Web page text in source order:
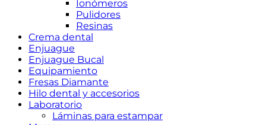
Ionómeros
Pulidores
Resinas
Crema dental
Enjuague
Enjuague Bucal
Equipamiento
Fresas Diamante
Hilo dental y accesorios
Laboratorio
Láminas para estampar